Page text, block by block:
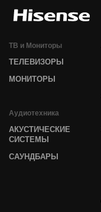
ТВ и Мониторы
ТЕЛЕВИЗОРЫ
МОНИТОРЫ
Аудиотехника
АКУСТИЧЕСКИЕ
СИСТЕМЫ
САУНДБАРЫ